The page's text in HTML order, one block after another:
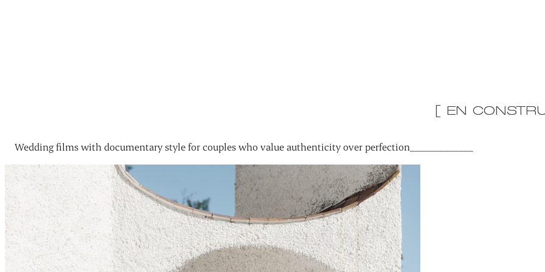
[ EN
Wedding films with documentary style for couples who value authenticity over perfection_____________